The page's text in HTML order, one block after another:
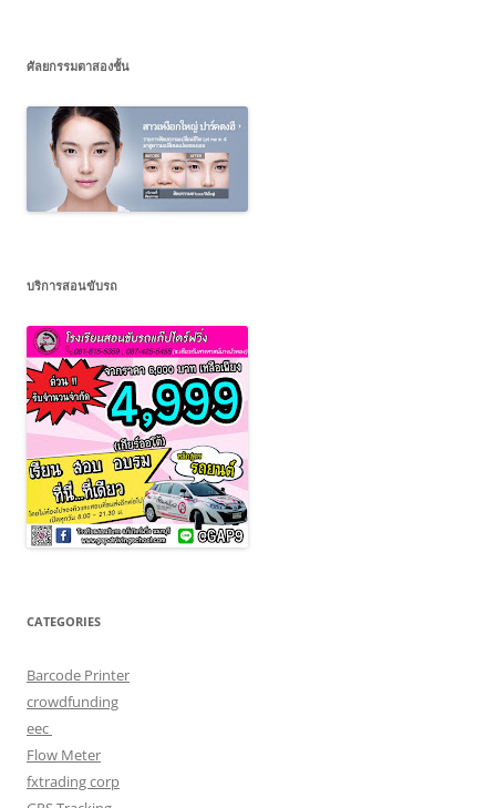
ศัลยกรรมตาสองชั้น
บริการสอนขับรถ
CATEGORIES
Barcode Printer
crowdfunding
eec
Flow Meter
fxtrading corp